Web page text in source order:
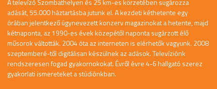
A televízó Szombathelyen és 25 km-es körzetében sugározza
adását, 55.000 háztartásba jutunk el. A kezdeti kéthetente egy
órában jelentkező úgynevezett konzerv magazinokat a hetente, majd
kétnaponta, az 1990-es évek közepétől naponta sugárzott élő
műsorok váltották. 2004 óta az interneten is elérhetők vagyunk. 2008
szeptemberé-től digitálisan készülnek az adások. Televíziónk
rendszeresen fogad gyakornokokat. Évről évre 4-6 hallgató szerez
gyakorlati ismereteket a stúdiónkban.